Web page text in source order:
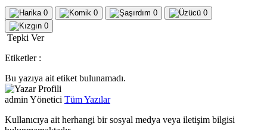
0 0 0
0
0
Tepki Ver
Etiketler :
Bu yazıya ait etiket bulunamadı.
adminYönetici Tüm Yazılar
Kullanıcıya ait herhangi bir sosyal medya veya iletişim bilgisi